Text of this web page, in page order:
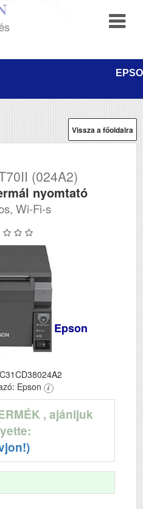
Vissza a főoldalra
(024A2)
nyomtató
Wi-Fi-s
Epson
Epson
, ajánljuk